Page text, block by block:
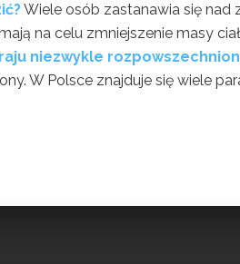
Wiele osób zastanawia się nad
na celu zmniejszenie masy
niezwykle
W Polsce znajduje się wiele